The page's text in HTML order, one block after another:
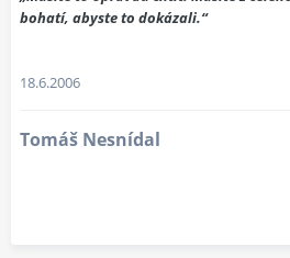
bohatí, abyste to dokázali.“
18.6.2006
Tomáš Nesnídal